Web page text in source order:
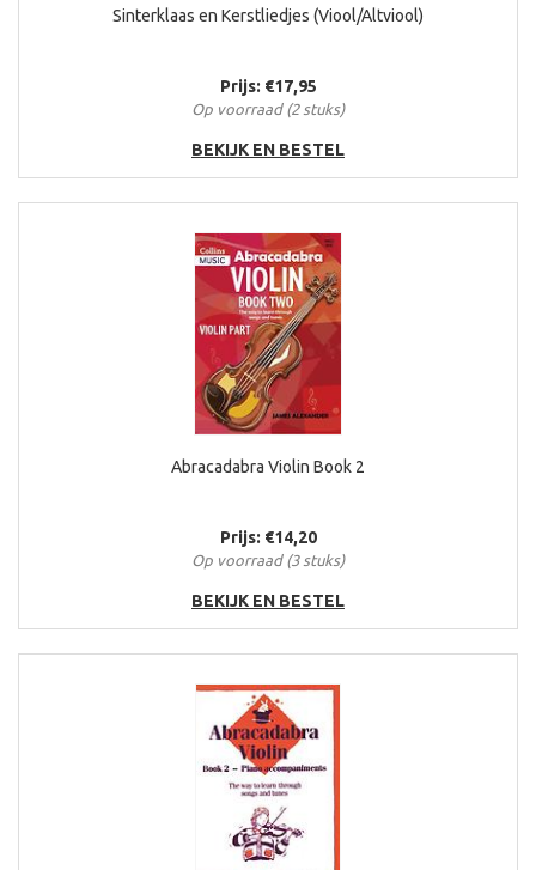
Sinterklaas en Kerstliedjes (Viool/Altviool)
Prijs: €17,95
Op voorraad (2 stuks)
BEKIJK EN BESTEL
Abracadabra Violin Book 2
Prijs: €14,20
Op voorraad (3 stuks)
BEKIJK EN BESTEL